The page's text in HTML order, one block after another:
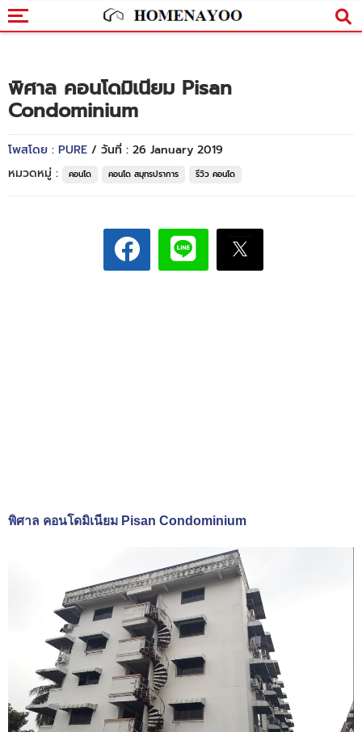
พิศาล คอนโดมิเนียม Pisan
Condominium
โพสโดย : PURE / วันที่ : 26 January 2019
หมวดหมู่ :
คอนโด คอนโด สมุทรปราการ รีวิว คอนโด
พิศาล คอนโดมิเนียม Pisan Condominium